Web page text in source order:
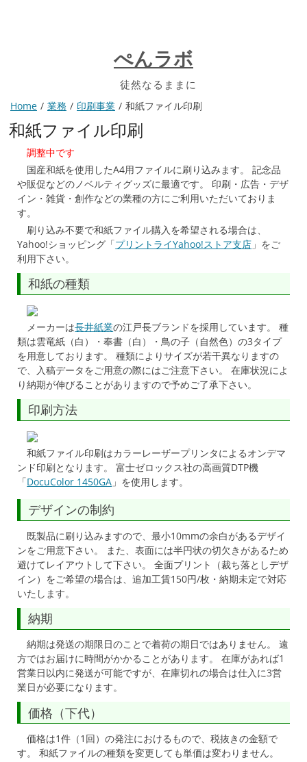
ぺんラボ
徒然なるままに
Home 業務 印刷事業 和紙ファイル印刷
和紙ファイル印刷
調整中です
国産和紙を使用したA4用ファイルに刷り込みます。 記念品
や販促などのノベルティグッズに最適です。 印刷・広告・デザ
イン・雑貨・創作などの業種の方にご利用いただいておりま
す。
刷り込み不要で和紙ファイル購入を希望される場合は、
Yahoo!ショッピング「プリントライYahoo!ストア支店 」をご
利用下さい。
和紙の種類
メーカーは長井紙業の江戸長ブランドを採用しています。 種
類は雲竜紙（白）・奉書（白）・鳥の子（自然色）の3タイプ
を用意しております。 種類によりサイズが若干異なりますの
で、入稿データをご用意の際にはご注意下さい。 在庫状況によ
り納期が伸びることがありますので予めご了承下さい。
印刷方法
和紙ファイル印刷はカラーレーザープリンタによるオンデマ
ンド印刷となります。 富士ゼロックス社の高画質DTP機
「DocuColor 1450GA 」を使用します。
デザインの制約
既製品に刷り込みますので、最小10mmの余白があるデザイ
ンをご用意下さい。 また、表面には半円状の切欠きがあるため
避けてレイアウトして下さい。 全面プリント（裁ち落としデザ
イン）をご希望の場合は、追加工賃150円/枚・納期未定で対応
いたします。
納期
納期は発送の期限日のことで着荷の期日ではありません。 遠
方ではお届けに時間がかかることがあります。 在庫があれば1
営業日以内に発送が可能ですが、在庫切れの場合は仕入に3営
業日が必要になります。
価格（下代）
価格は1件（1回）の発注におけるもので、税抜きの金額で
す。 和紙ファイルの種類を変更しても単価は変わりません。